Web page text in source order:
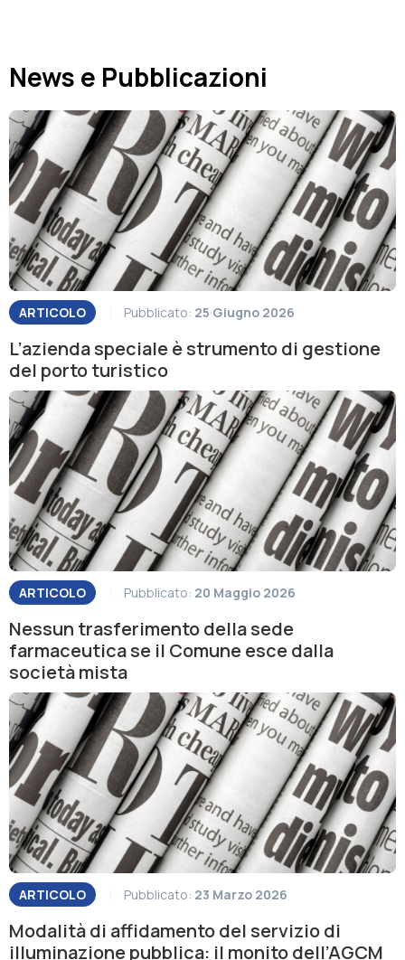
News e Pubblicazioni
ARTICOLO Pubblicato: 25 Giugno 2026
L’azienda speciale è strumento di gestione
del porto turistico
ARTICOLO Pubblicato: 20 Maggio 2026
Nessun trasferimento della sede
farmaceutica se il Comune esce dalla
società mista
ARTICOLO Pubblicato: 23 Marzo 2026
Modalità di affidamento del servizio di
illuminazione pubblica: il monito dell’AGCM